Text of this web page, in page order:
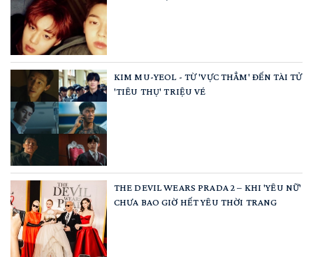
KIM MU-YEOL - TỪ 'VỰC THẲM' ĐẾN TÀI TỬ
'TIÊU THỤ' TRIỆU VÉ
THE DEVIL WEARS PRADA 2 – KHI 'YÊU NỮ'
CHƯA BAO GIỜ HẾT YÊU THỜI TRANG